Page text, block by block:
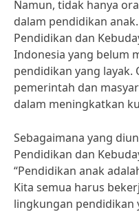
Namun, tidak hanya
dalam pendidikan
Pendidikan dan
Indonesia yang belum
pendidikan yang layak.
pemerintah dan
dalam meningkatkan
Sebagaimana yang
Pendidikan dan
“Pendidikan anak
Kita semua harus
lingkungan pendidikan